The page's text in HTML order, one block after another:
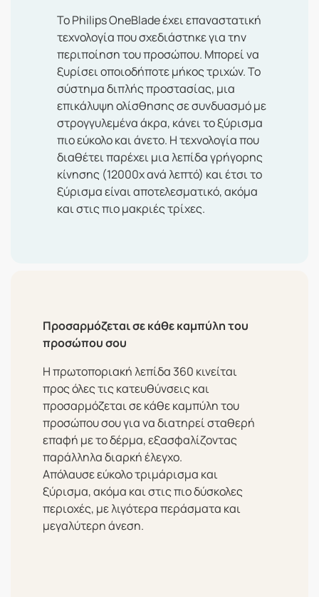
Το Philips OneBlade έχει επαναστατική
τεχνολογία που σχεδιάστηκε για την
περιποίηση του προσώπου. Μπορεί να
ξυρίσει οποιοδήποτε μήκος τριχών. Το
σύστημα διπλής προστασίας, μια
επικάλυψη ολίσθησης σε συνδυασμό με
στρογγυλεμένα άκρα, κάνει το ξύρισμα
πιο εύκολο και άνετο. Η τεχνολογία που
διαθέτει παρέχει μια λεπίδα γρήγορης
κίνησης (12000x ανά λεπτό) και έτσι το
ξύρισμα είναι αποτελεσματικό, ακόμα
και στις πιο μακριές τρίχες.
Προσαρμόζεται σε κάθε καμπύλη του
προσώπου σου
Η πρωτοποριακή λεπίδα 360 κινείται
προς όλες τις κατευθύνσεις και
προσαρμόζεται σε κάθε καμπύλη του
προσώπου σου για να διατηρεί σταθερή
επαφή με το δέρμα, εξασφαλίζοντας
παράλληλα διαρκή έλεγχο.
Απόλαυσε εύκολο τριμάρισμα και
ξύρισμα, ακόμα και στις πιο δύσκολες
περιοχές, με λιγότερα περάσματα και
μεγαλύτερη άνεση.